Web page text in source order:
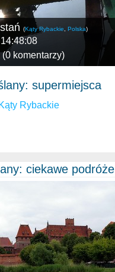
(Kąty Rybackie Polska)
(0 komentarzy)
supermiejsca
Kąty Rybackie
ciekawe podróże